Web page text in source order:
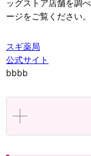
ッグストア店舗を調
ージをご覧ください。
スギ薬局
公式サイト
bbbb